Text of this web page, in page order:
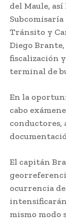
del Maule,
Tránsito y
Diego
fiscalización
terminal de
En la
cabo
conductores,
El capitán
ocurrencia
mismo modo